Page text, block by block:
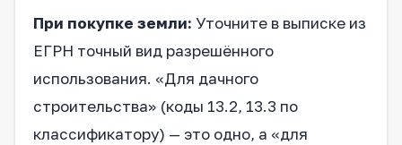
При покупке земли: Уточните в выписке из
ЕГРН точный вид разрешённого
использования. «Для дачного
строительства» (коды 13.2, 13.3 по
классификатору) — это одно, а «для